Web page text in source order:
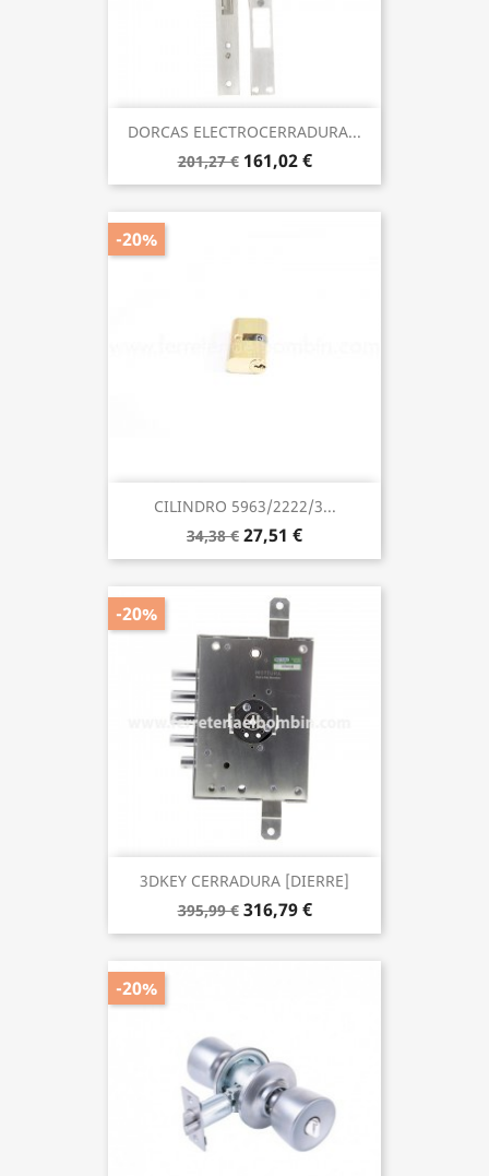
DORCAS ELECTROCERRADURA...
201,27 € 161,02 €
CILINDRO 5963/2222/3...
34,38 € 27,51 €
-20%
3DKEY CERRADURA [DIERRE]
395,99 € 316,79 €
-20%
-20%